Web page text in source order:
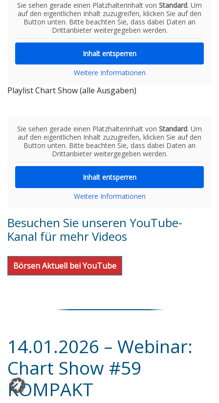
Sie sehen gerade einen Platzhalterinhalt von Standard. Um
auf den eigentlichen Inhalt zuzugreifen, klicken Sie auf den
Button unten. Bitte beachten Sie, dass dabei Daten an
Drittanbieter weitergegeben werden.
Inhalt entsperren
Weitere Informationen
Playlist Chart Show (alle Ausgaben)
Sie sehen gerade einen Platzhalterinhalt von Standard. Um
auf den eigentlichen Inhalt zuzugreifen, klicken Sie auf den
Button unten. Bitte beachten Sie, dass dabei Daten an
Drittanbieter weitergegeben werden.
Inhalt entsperren
Weitere Informationen
Besuchen Sie unseren YouTube-
Kanal für mehr Videos
Börsen Aktuell bei YouTube
14.01.2026 – Webinar:
Chart Show #59
KOMPAKT